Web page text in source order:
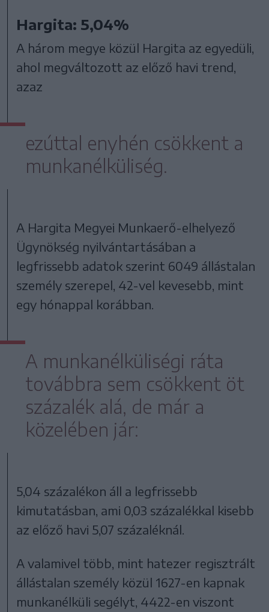
Hargita: 5,04%
A három megye közül Hargita az egyedüli,
ahol megváltozott az előző havi trend,
azaz
ezúttal enyhén csökkent a
munkanélküliség.
A Hargita Megyei Munkaerő-elhelyező
Ügynökség nyilvántartásában a
legfrissebb adatok szerint 6049 állástalan
személy szerepel, 42-vel kevesebb, mint
egy hónappal korábban.
A munkanélküliségi ráta
továbbra sem csökkent öt
százalék alá, de már a
közelében jár:
5,04 százalékon áll a legfrissebb
kimutatásban, ami 0,03 százalékkal kisebb
az előző havi 5,07 százaléknál.
A valamivel több, mint hatezer regisztrált
állástalan személy közül 1627-en kapnak
munkanélküli segélyt, 4422-en viszont